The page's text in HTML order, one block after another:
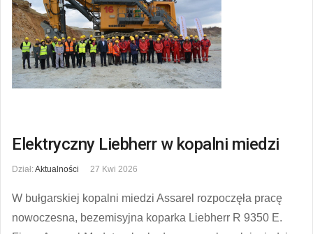
Elektryczny Liebherr w kopalni miedzi
Dział:Aktualności 27 Kwi 2026
W bułgarskiej kopalni miedzi Assarel rozpoczęła pracę
nowoczesna, bezemisyjna koparka Liebherr R 9350 E.